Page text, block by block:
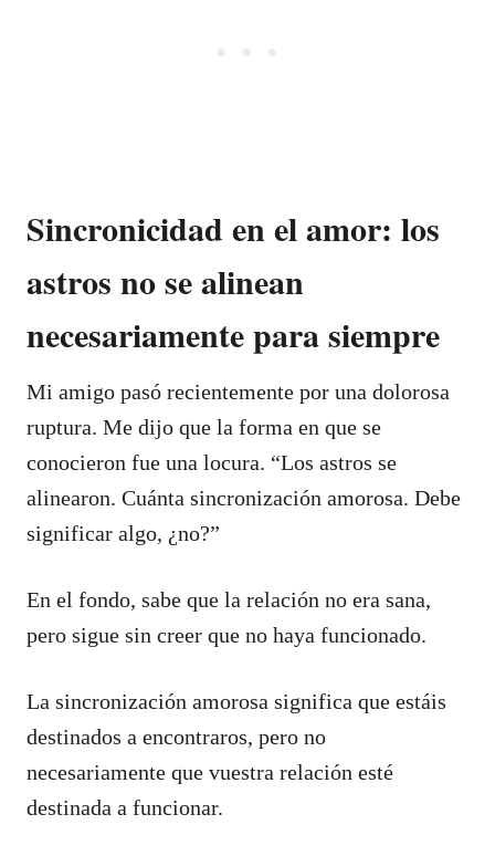
Sincronicidad en el amor: los
astros no se alinean
necesariamente para siempre
Mi amigo pasó recientemente por una dolorosa
ruptura. Me dijo que la forma en que se
conocieron fue una locura. “Los astros se
alinearon. Cuánta sincronización amorosa. Debe
significar algo, ¿no?”
En el fondo, sabe que la relación no era sana,
pero sigue sin creer que no haya funcionado.
La sincronización amorosa significa que estáis
destinados a encontraros, pero no
necesariamente que vuestra relación esté
destinada a funcionar.